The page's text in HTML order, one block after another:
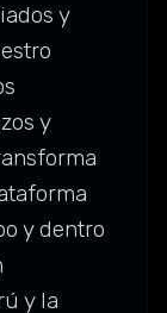
y
y
y dentro
y la